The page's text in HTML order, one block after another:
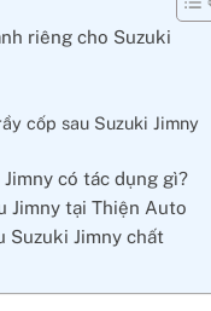
riêng cho Suzuki
cốp sau Suzuki Jimny
có tác dụng gì?
Jimny tại Thiện Auto
Suzuki Jimny chất